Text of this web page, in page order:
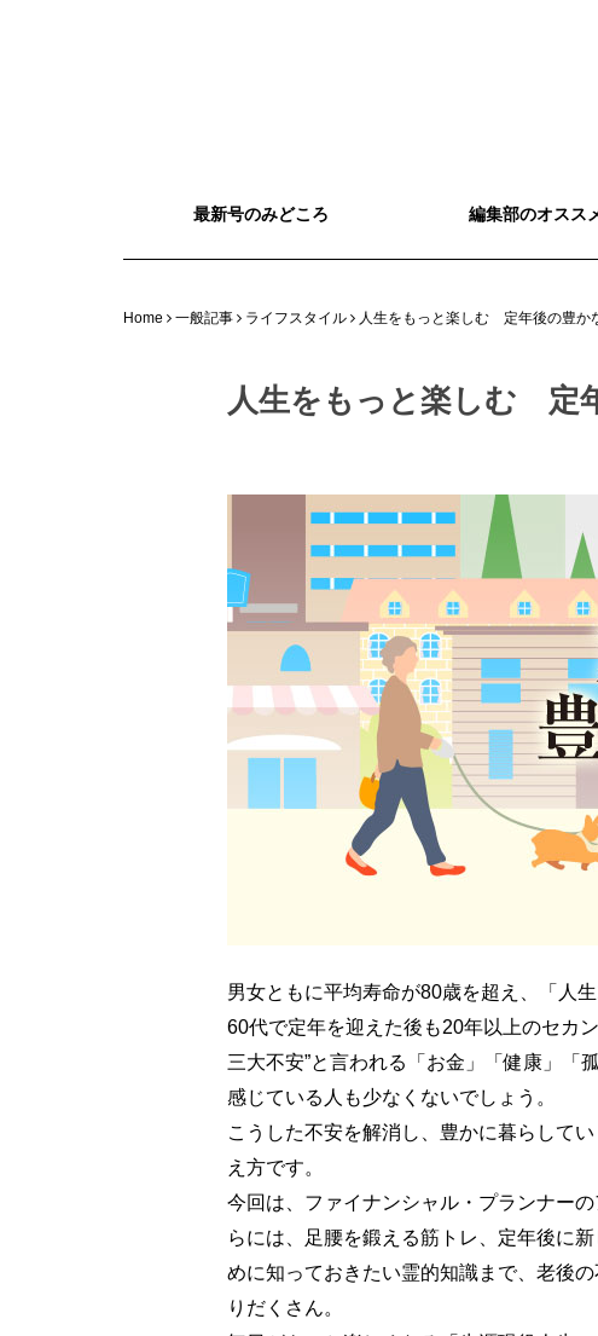
最新号のみどころ 編集部のオスス
Home 一般記事 ライフスタイル 人生をもっと楽しむ 定年後の豊か
人生をもっと楽しむ 定
男女ともに平均寿命が80歳を超え、「人
60代で定年を迎えた後も20年以上のセカ
三大不安”と言われる「お金」「健康」「
感じている人も少なくないでしょう。
こうした不安を解消し、豊かに暮らして
え方です。
今回は、ファイナンシャル・プランナー
らには、足腰を鍛える筋トレ、定年後に
めに知っておきたい霊的知識まで、老後
りだくさん。